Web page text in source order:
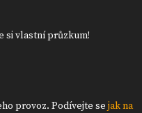
si vlastní průzkum!
provoz. Podívejte sejak na